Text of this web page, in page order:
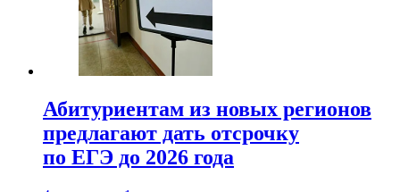
Абитуриентам из новых регионов
предлагают дать отсрочку
по ЕГЭ до 2026 года